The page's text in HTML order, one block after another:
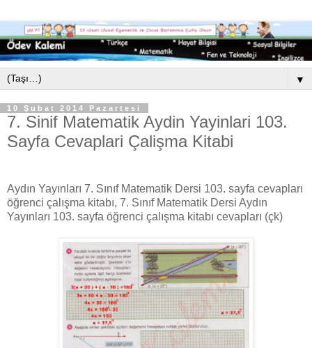
▼
10 Şubat 2014 Pazartesi
7. Sinif Matematik Aydin Yayinlari 103.
Sayfa Cevaplari Çalişma Kitabi
Aydın Yayınları 7. Sınıf Matematik Dersi 103. sayfa cevapları
öğrenci çalışma kitabı, 7. Sınıf Matematik Dersi Aydın
Yayınları 103. sayfa öğrenci çalışma kitabı cevapları (çk)